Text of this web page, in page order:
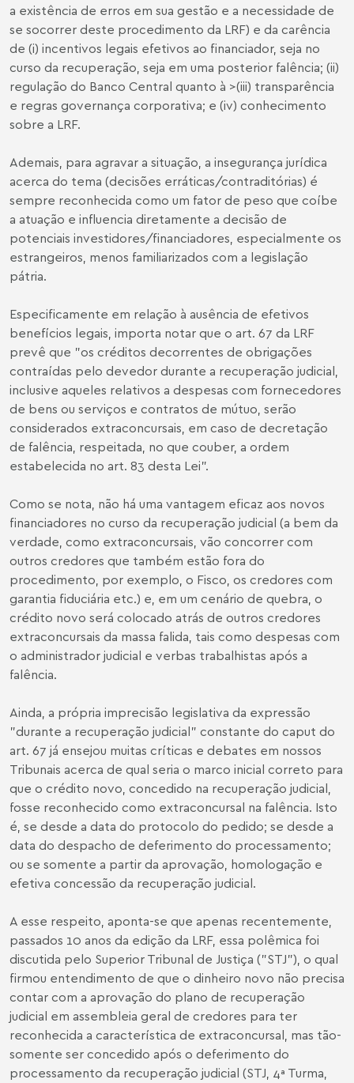
a existência de erros em sua gestão e a necessidade de
se socorrer deste procedimento da LRF) e da carência
de (i) incentivos legais efetivos ao financiador, seja no
curso da recuperação, seja em uma posterior falência; (ii)
regulação do Banco Central quanto à >(iii) transparência
e regras governança corporativa; e (iv) conhecimento
sobre a LRF.
Ademais, para agravar a situação, a insegurança jurídica
acerca do tema (decisões erráticas/contraditórias) é
sempre reconhecida como um fator de peso que coíbe
a atuação e influencia diretamente a decisão de
potenciais investidores/financiadores, especialmente os
estrangeiros, menos familiarizados com a legislação
pátria.
Especificamente em relação à ausência de efetivos
benefícios legais, importa notar que o art. 67 da LRF
prevê que "os créditos decorrentes de obrigações
contraídas pelo devedor durante a recuperação judicial,
inclusive aqueles relativos a despesas com fornecedores
de bens ou serviços e contratos de mútuo, serão
considerados extraconcursais, em caso de decretação
de falência, respeitada, no que couber, a ordem
estabelecida no art. 83 desta Lei".
Como se nota, não há uma vantagem eficaz aos novos
financiadores no curso da recuperação judicial (a bem da
verdade, como extraconcursais, vão concorrer com
outros credores que também estão fora do
procedimento, por exemplo, o Fisco, os credores com
garantia fiduciária etc.) e, em um cenário de quebra, o
crédito novo será colocado atrás de outros credores
extraconcursais da massa falida, tais como despesas com
o administrador judicial e verbas trabalhistas após a
falência.
Ainda, a própria imprecisão legislativa da expressão
"durante a recuperação judicial" constante do caput do
art. 67 já ensejou muitas críticas e debates em nossos
Tribunais acerca de qual seria o marco inicial correto para
que o crédito novo, concedido na recuperação judicial,
fosse reconhecido como extraconcursal na falência. Isto
é, se desde a data do protocolo do pedido; se desde a
data do despacho de deferimento do processamento;
ou se somente a partir da aprovação, homologação e
efetiva concessão da recuperação judicial.
A esse respeito, aponta-se que apenas recentemente,
passados 10 anos da edição da LRF, essa polêmica foi
discutida pelo Superior Tribunal de Justiça ("STJ"), o qual
firmou entendimento de que o dinheiro novo não precisa
contar com a aprovação do plano de recuperação
judicial em assembleia geral de credores para ter
reconhecida a característica de extraconcursal, mas tão-
somente ser concedido após o deferimento do
processamento da recuperação judicial (STJ, 4ª Turma,